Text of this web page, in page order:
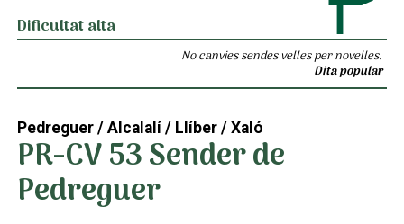
Dificultat alta
No canvies sendes velles per novelles.
Dita popular
Pedreguer / Alcalalí / Llíber / Xaló
PR-CV 53 Sender de
Pedreguer